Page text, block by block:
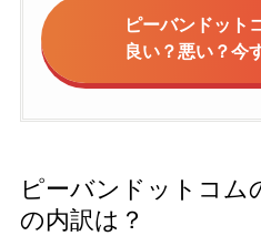
ピーバンドット
良い？悪い？今
ピーバンドットコム
の内訳は？